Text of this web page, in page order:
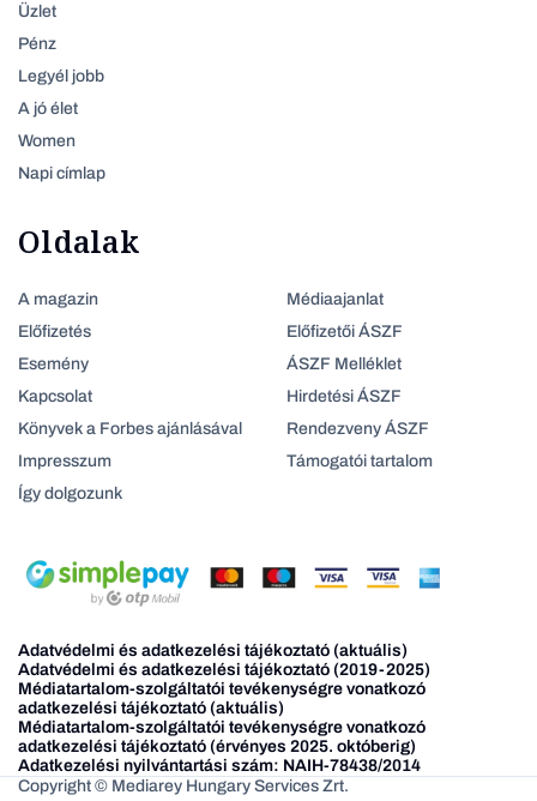
Üzlet
Pénz
Legyél jobb
A jó élet
Women
Napi címlap
Oldalak
A magazin
Előfizetés
Esemény
Kapcsolat
Könyvek a Forbes ajánlásával
Impresszum
Így dolgozunk
Médiaajanlat
Előfizetői ÁSZF
ÁSZF Melléklet
Hirdetési ÁSZF
Rendezveny ÁSZF
Támogatói tartalom
Adatvédelmi és adatkezelési tájékoztató (aktuális)
Adatvédelmi és adatkezelési tájékoztató (2019-2025)
Médiatartalom-szolgáltatói tevékenységre vonatkozó
adatkezelési tájékoztató (aktuális)
Médiatartalom-szolgáltatói tevékenységre vonatkozó
adatkezelési tájékoztató (érvényes 2025. októberig)
Adatkezelési nyilvántartási szám: NAIH-78438/2014
Copyright © Mediarey Hungary Services Zrt.